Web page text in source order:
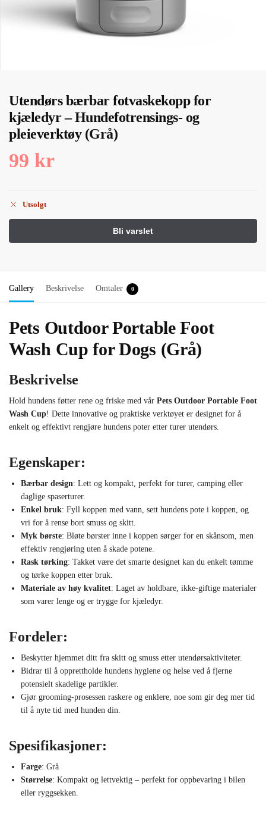
Utendørs bærbar fotvaskekopp for
kjæledyr – Hundefotrensings- og
pleieverktøy (Grå)
99 kr
Utsolgt
Gallery Beskrivelse Omtaler 0
Pets Outdoor Portable Foot
Wash Cup for Dogs (Grå)
Beskrivelse
Hold hundens føtter rene og friske med vår Pets Outdoor Portable Foot
Wash Cup! Dette innovative og praktiske verktøyet er designet for å
enkelt og effektivt rengjøre hundens poter etter turer utendørs.
Egenskaper:
Bærbar design: Lett og kompakt, perfekt for turer, camping eller
daglige spaserturer.
Enkel bruk: Fyll koppen med vann, sett hundens pote i koppen, og
vri for å rense bort smuss og skitt.
Myk børste: Bløte børster inne i koppen sørger for en skånsom, men
effektiv rengjøring uten å skade potene.
Rask tørking: Takket være det smarte designet kan du enkelt tømme
og tørke koppen etter bruk.
Materiale av høy kvalitet: Laget av holdbare, ikke-giftige materialer
som varer lenge og er trygge for kjæledyr.
Fordeler:
Beskytter hjemmet ditt fra skitt og smuss etter utendørsaktiviteter.
Bidrar til å opprettholde hundens hygiene og helse ved å fjerne
potensielt skadelige partikler.
Gjør grooming-prosessen raskere og enklere, noe som gir deg mer tid
til å nyte tid med hunden din.
Spesifikasjoner:
Farge: Grå
Størrelse: Kompakt og lettvektig – perfekt for oppbevaring i bilen
eller ryggsekken.